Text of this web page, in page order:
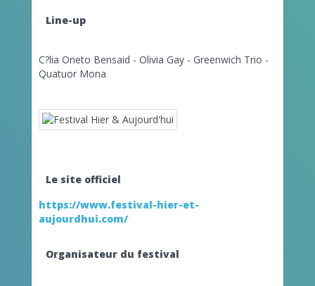
Line-up
C?lia Oneto Bensaid - Olivia Gay - Greenwich Trio -
Quatuor Mona
Le site officiel
https://www.festival-hier-et-
aujourdhui.com/
Organisateur du festival